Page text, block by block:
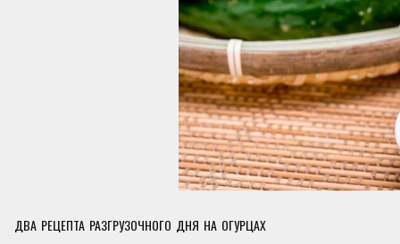
ДВА РЕЦЕПТА РАЗГРУЗОЧНОГО ДНЯ НА ОГУРЦАХ